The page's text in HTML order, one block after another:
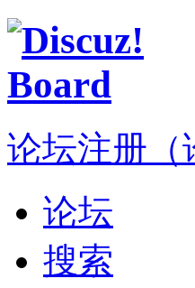
论坛注册（
论坛
搜索